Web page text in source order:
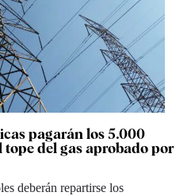
pagarán los 5.000
tope del gas aprobado por
deberán repartirse los